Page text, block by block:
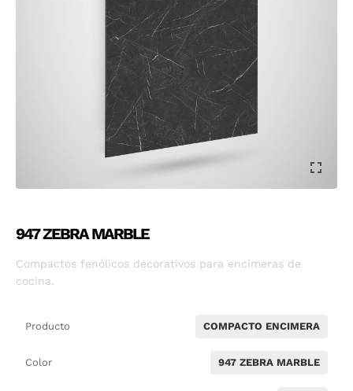
947 ZEBRA MARBLE
Compactos fenólicos decorativos para encimeras de
cocina.
Producto COMPACTO ENCIMERA
Color 947 ZEBRA MARBLE